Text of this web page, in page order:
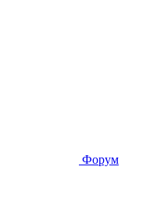
Форум